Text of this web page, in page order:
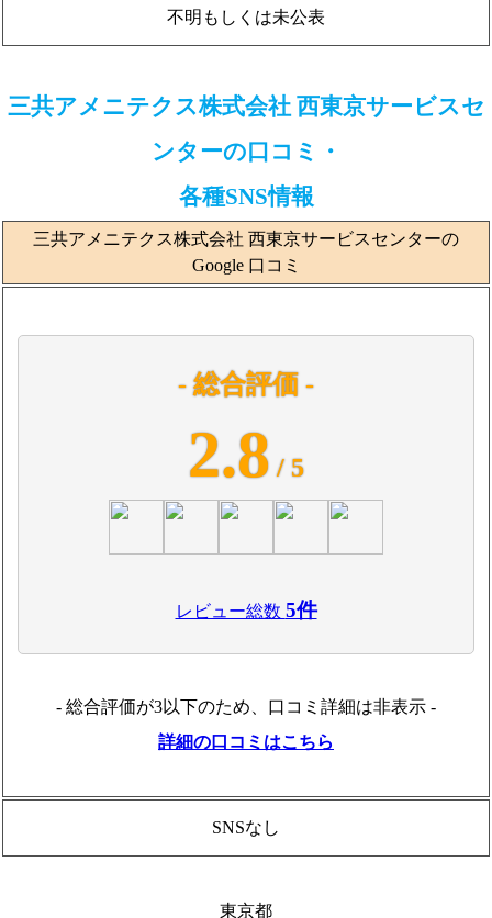
不明もしくは未公表
三共アメニテクス株式会社 西東京サービスセ
ンターの口コミ・
各種SNS情報
三共アメニテクス株式会社 西東京サービスセンターの
Google 口コミ
- 総合評価 -
2.8 / 5
レビュー総数 5件
- 総合評価が3以下のため、口コミ詳細は非表示 -
詳細の口コミはこちら
SNSなし
東京都